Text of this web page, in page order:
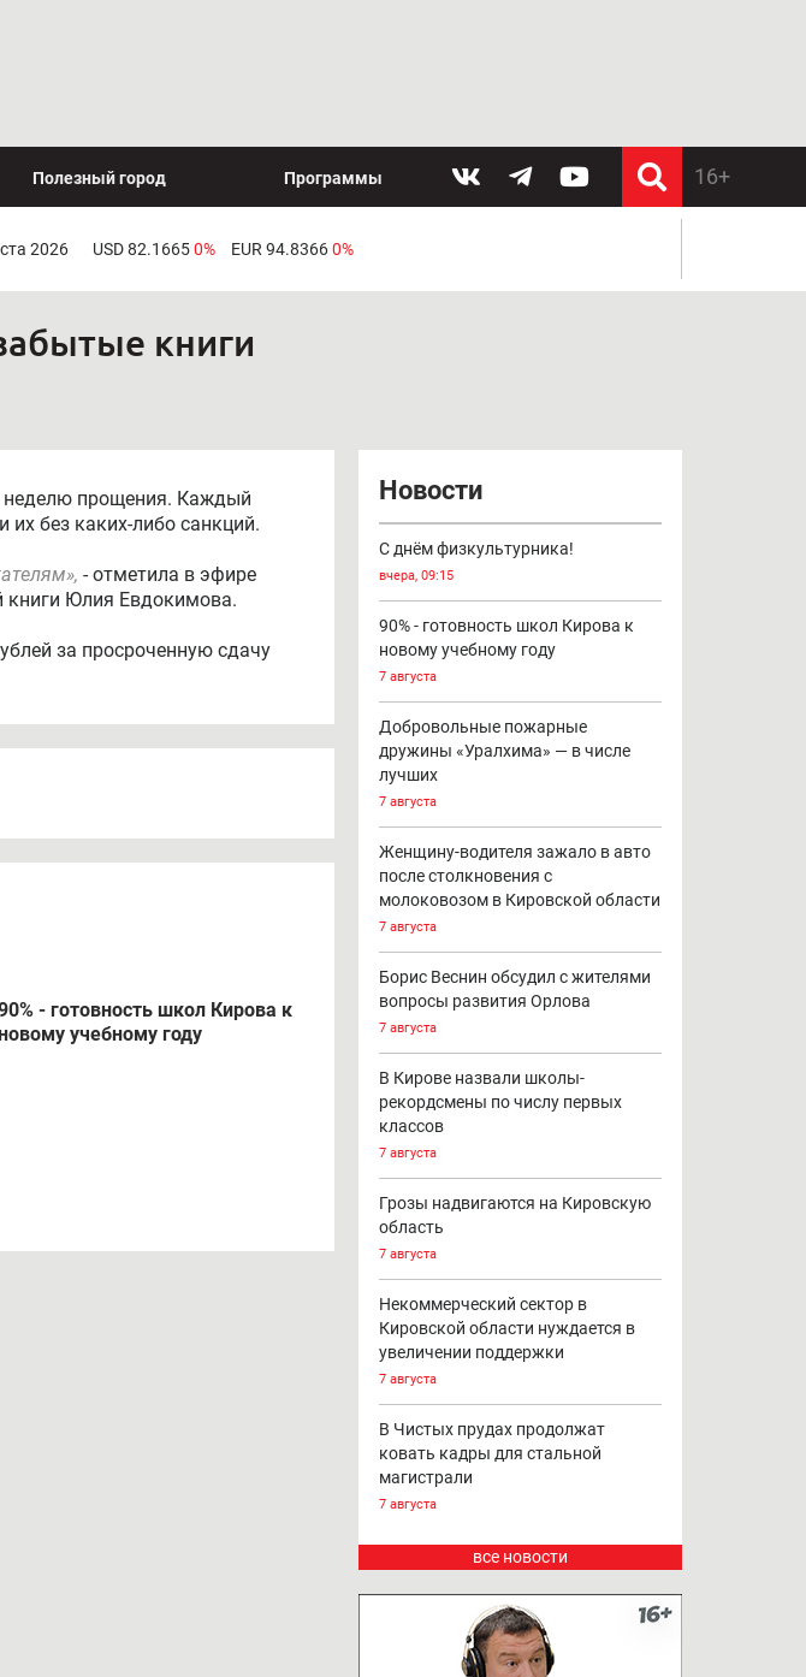
Полезный город Программы
2026 USD 82.16650% EUR 94.83660%
книги
неделю прощения. Каждый
их без каких-либо санкций.
- отметила в эфире
книги Юлия Евдокимова.
за просроченную сдачу
- готовность школ Кирова к
учебному году
Новости
С днём физкультурника!
вчера, 09:15
90% - готовность школ Кирова к
новому учебному году
7 августа
Добровольные пожарные
дружины «Уралхима» — в числе
лучших
7 августа
Женщину-водителя зажало в авто
после столкновения с
молоковозом в Кировской области
7 августа
Борис Веснин обсудил с жителями
вопросы развития Орлова
7 августа
В Кирове назвали школы-
рекордсмены по числу первых
классов
7 августа
Грозы надвигаются на Кировскую
область
7 августа
Некоммерческий сектор в
Кировской области нуждается в
увеличении поддержки
7 августа
В Чистых прудах продолжат
ковать кадры для стальной
магистрали
7 августа
все новости